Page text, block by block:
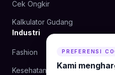
Cek Ongkir
Kalkulator Gudang
Industri
Fashion
Kesehatan
PREFERENSI
Kami